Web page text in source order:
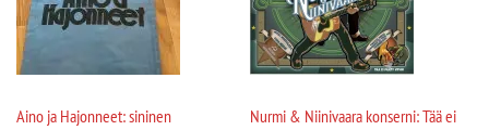
Aino ja Hajonneet: sininen
Nurmi & Niinivaara konserni: Tää ei